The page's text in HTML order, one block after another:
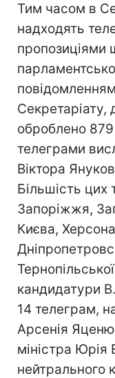
Тим часом в
надходять
пропозиціями
Секретаріату,
оброблено
телеграми
Віктора
Більшість цих
Запоріжжя,
Києва,
кандидатури
14 телеграм,
Арсенія
міністра
нейтрального